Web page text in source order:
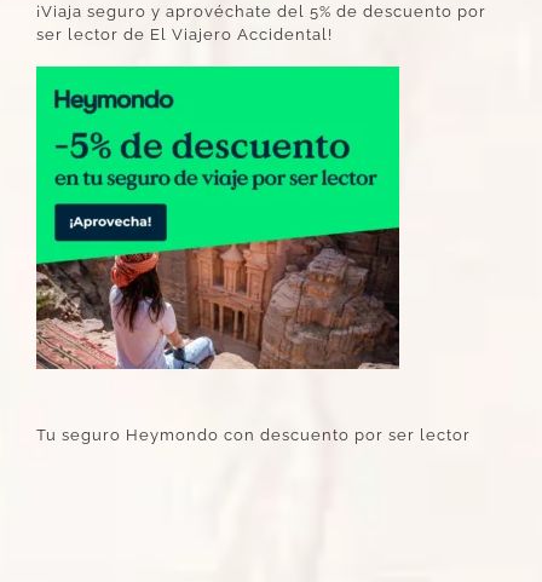
¡Viaja seguro y aprovéchate del 5% de descuento por
ser lector de El Viajero Accidental!
Tu seguro Heymondo con descuento por ser lector